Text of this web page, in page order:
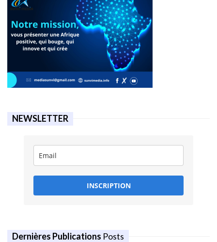
NEWSLETTER
INSCRIPTION
Dernières Publications Posts